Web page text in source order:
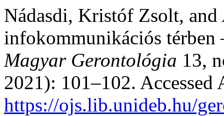
Nádasdi, Kristóf Zsolt,
infokommunikációs térben
Magyar Gerontológia 13,
2021): 101–102. Accessed
https://ojs.lib.unideb.hu/